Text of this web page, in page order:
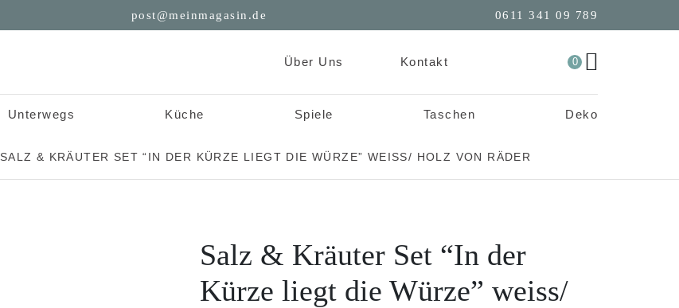
post@meinmagasin.de 0611 341 09 789
Über Uns Kontakt 0
Unterwegs Küche Spiele Taschen Deko
SALZ & KRÄUTER SET “IN DER KÜRZE LIEGT DIE WÜRZE” WEISS/ HOLZ VON RÄDER
Salz & Kräuter Set “In der
Kürze liegt die Würze” weiss/